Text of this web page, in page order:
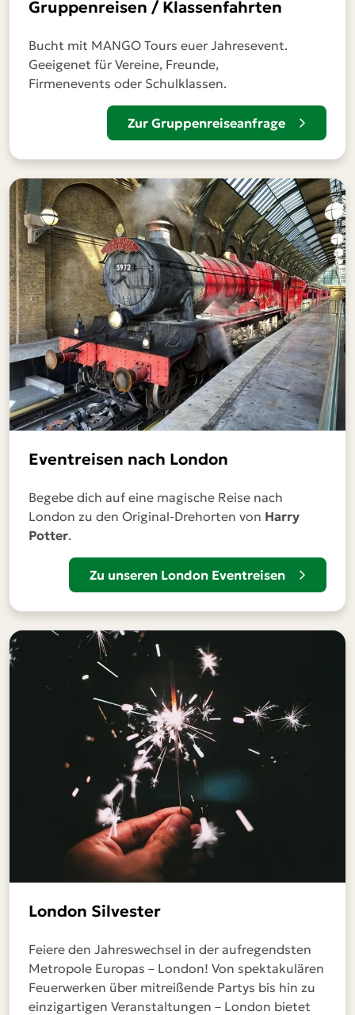
Gruppenreisen / Klassenfahrten
Bucht mit MANGO Tours euer Jahresevent.
Geeigenet für Vereine, Freunde,
Firmenevents oder Schulklassen.
Zur Gruppenreiseanfrage
Eventreisen nach London
Begebe dich auf eine magische Reise nach
London zu den Original-Drehorten von Harry
Potter.
Zu unseren London Eventreisen
London Silvester
Feiere den Jahreswechsel in der aufregendsten
Metropole Europas – London! Von spektakulären
Feuerwerken über mitreißende Partys bis hin zu
einzigartigen Veranstaltungen – London bietet